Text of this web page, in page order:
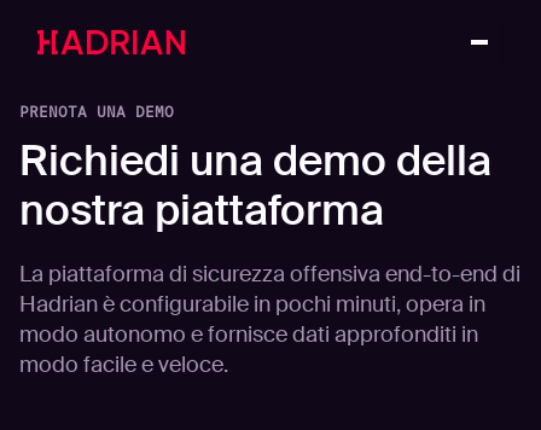
PRENOTA UNA DEMO
Richiedi una demo della
nostra piattaforma
La piattaforma di sicurezza offensiva end-to-end di
Hadrian è configurabile in pochi minuti, opera in
modo autonomo e fornisce dati approfonditi in
modo facile e veloce.